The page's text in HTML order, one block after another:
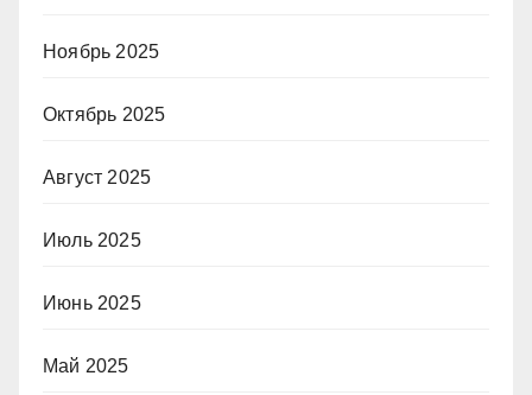
Ноябрь 2025
Октябрь 2025
Август 2025
Июль 2025
Июнь 2025
Май 2025